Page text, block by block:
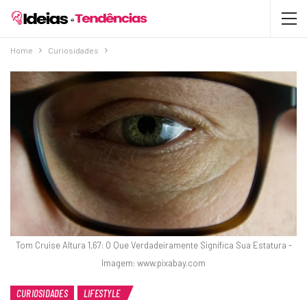
Home Curiosidades
Tom Cruise Altura 1,67: O Que Verdadeiramente Significa Sua Estatura -
Imagem: www.pixabay.com
CURIOSIDADES LIFESTYLE